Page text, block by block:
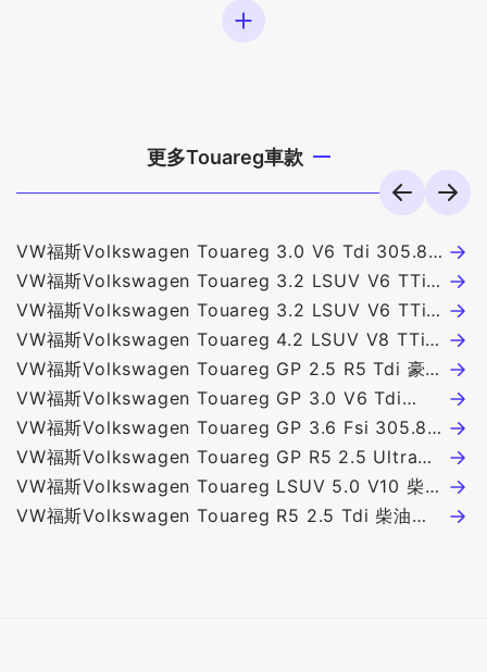
更多Touareg車款
VW福斯Volkswagen Touareg 3.0 V6 Tdi 305.8
萬
VW福斯Volkswagen Touareg 3.2 LSUV V6 TTi6
268.3萬
VW福斯Volkswagen Touareg 3.2 LSUV V6 TTi6
首席版 276.8萬
VW福斯Volkswagen Touareg 4.2 LSUV V8 TTi6
396.8萬
VW福斯Volkswagen Touareg GP 2.5 R5 Tdi 豪華
版 243.8萬
VW福斯Volkswagen Touareg GP 3.0 V6 Tdi
305.8萬
VW福斯Volkswagen Touareg GP 3.6 Fsi 305.8
萬
VW福斯Volkswagen Touareg GP R5 2.5 Ultra
Tdi 尊爵版 278.8萬
VW福斯Volkswagen Touareg LSUV 5.0 V10 柴油
468萬
VW福斯Volkswagen Touareg R5 2.5 Tdi 柴油車